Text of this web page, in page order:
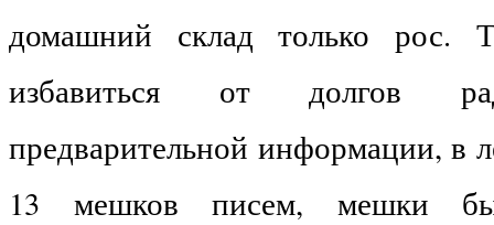
домашний склад только рос.
избавиться от долгов
предварительной информации, в
13 мешков писем, мешки